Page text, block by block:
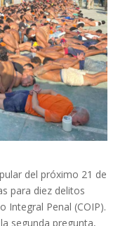
del próximo 21 de
para diez delitos
Integral Penal (COIP).
segunda pregunta,